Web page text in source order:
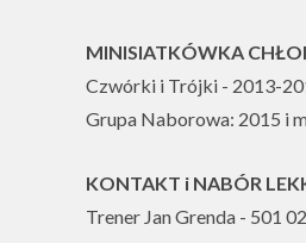
MINISIATKÓWKA
Czwórki i Trójki - 2013-
Grupa Naborowa: 2015 i
KONTAKT i NABÓR
Trener Jan Grenda - 501